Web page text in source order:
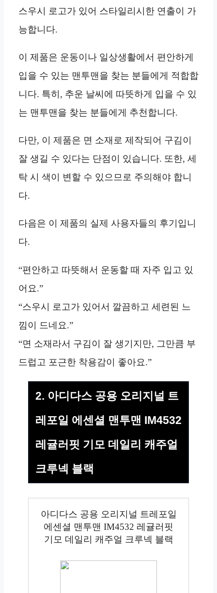
스우시 로고가 있어 스타일리시한 연출이 가
능합니다.
이 제품은 운동이나 일상생활에서 편안하게
입을 수 있는 맨투맨을 찾는 분들에게 적합합
니다. 특히, 추운 날씨에 따뜻하게 입을 수 있
는 맨투맨을 찾는 분들에게 추천합니다.
다만, 이 제품은 면 소재로 제작되어 구김이
잘 생길 수 있다는 단점이 있습니다. 또한, 세
탁 시 색이 변할 수 있으므로 주의해야 합니
다.
다음은 이 제품의 실제 사용자들의 후기입니
다.
“편안하고 따뜻해서 운동할 때 자주 입고 있
어요.”
“스우시 로고가 있어서 깔끔하고 세련된 느
낌이 드네요.”
“면 소재라서 구김이 잘 생기지만, 그만큼 부
드럽고 포근한 착용감이 좋아요.”
2. 아디다스 공용 오리지널 트
레포일 에센셜 맨투맨 IM4532
레귤러핏 기모 데일리 캐주얼
크루넥 블랙
아디다스 공용 오리지널 트레포일
에센셜 맨투맨 IM4532 레귤러핏
기모 데일리 캐주얼 크루넥 블랙